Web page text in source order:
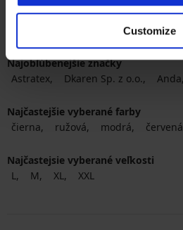
Customize
Najobľúbenejšie značky
Astratex
Dkaren Sp. z o.o. Anda
Najčastejšie vyberané farby
čierna
ružová modrá červená
Najčastejsie vyberané veľkosti
L
M XL XXL